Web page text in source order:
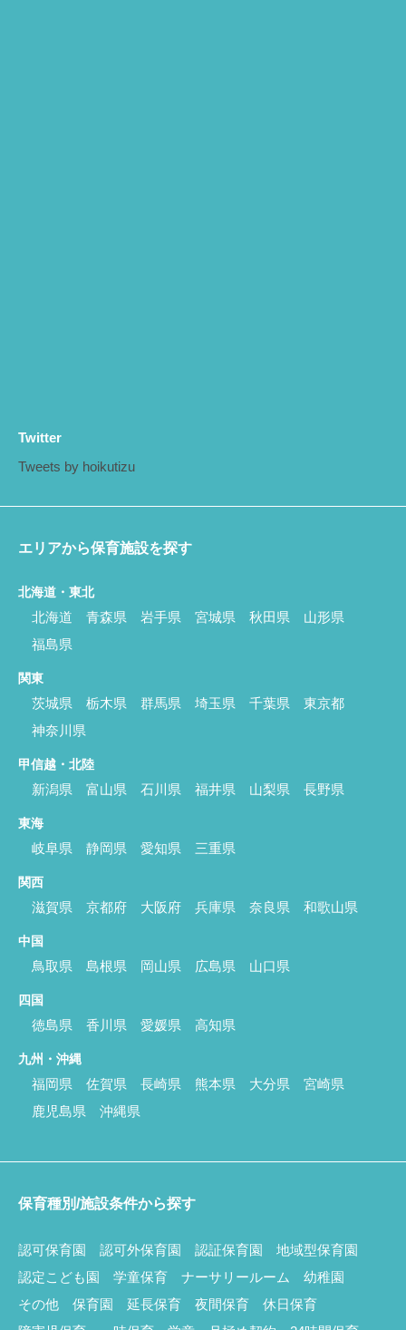
Twitter
Tweets by hoikutizu
エリアから保育施設を探す
北海道・東北
北海道 青森県 岩手県 宮城県 秋田県
山形県
福島県
関東
茨城県 栃木県 群馬県 埼玉県 千葉県
東京都
神奈川県
甲信越・北陸
新潟県 富山県 石川県 福井県 山梨県 長野県
東海
岐阜県 静岡県 愛知県 三重県
関西
滋賀県 京都府 大阪府 兵庫県 奈良県 和歌山県
中国
鳥取県 島根県 岡山県 広島県 山口県
四国
徳島県 香川県 愛媛県 高知県
九州・沖縄
福岡県 佐賀県 長崎県 熊本県 大分県
宮崎県
鹿児島県
沖縄県
保育種別/施設条件から探す
認可保育園 認可外保育園 認証保育園
地域型保育園
認定こども園
学童保育 ナーサリールーム
幼稚園
その他
保育園 延長保育 夜間保育
休日保育